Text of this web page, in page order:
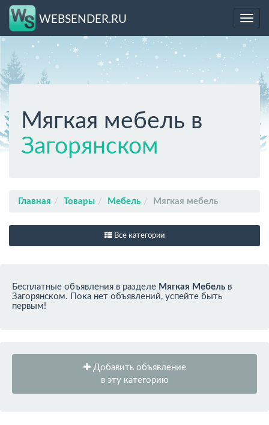
WEBSENDER.RU
Мягкая мебель в
Загорянском
Главная Товары Мебель Мягкая мебель
Все категории
Бесплатные объявления в разделе Мягкая Мебель в
Загорянском. Пока нет объявлений, успейте быть
первым!
Добавить объявление
в эту категорию